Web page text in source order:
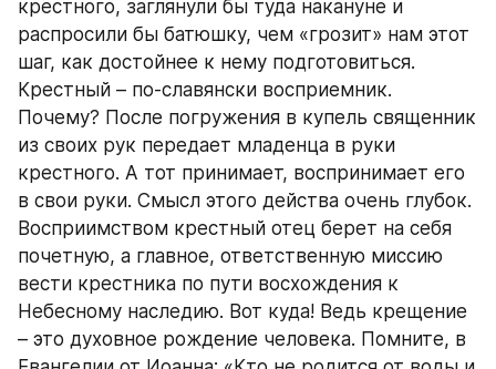
крестного, заглянули бы туда накануне и
распросили бы батюшку, чем «грозит» нам этот
шаг, как достойнее к нему подготовиться.
Крестный – по-славянски восприемник.
Почему? После погружения в купель священник
из своих рук передает младенца в руки
крестного. А тот принимает, воспринимает его
в свои руки. Смысл этого действа очень глубок.
Восприимством крестный отец берет на себя
почетную, а главное, ответственную миссию
вести крестника по пути восхождения к
Небесному наследию. Вот куда! Ведь крещение
– это духовное рождение человека. Помните, в